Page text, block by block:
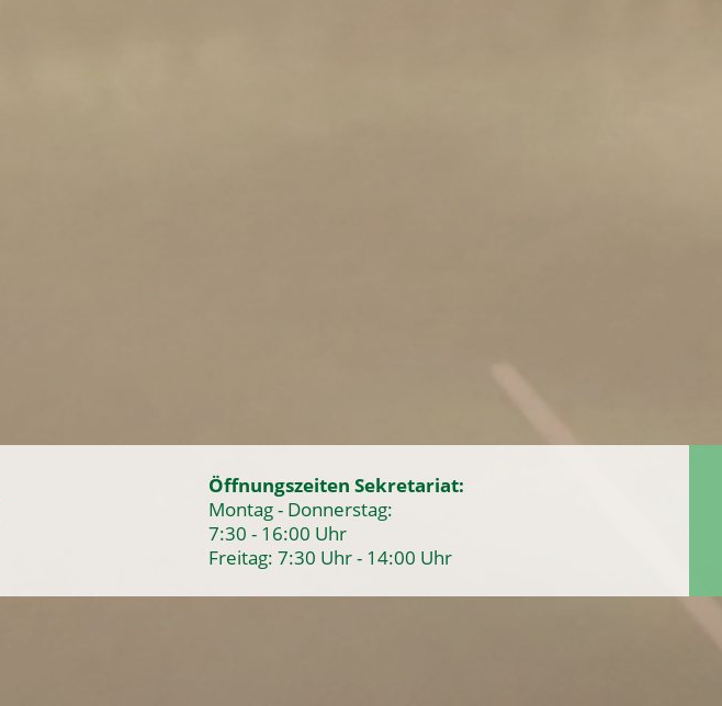
Öffnungszeiten Sekretariat:
Montag - Donnerstag:
7:30 - 16:00 Uhr
Freitag: 7:30 Uhr - 14:00 Uhr